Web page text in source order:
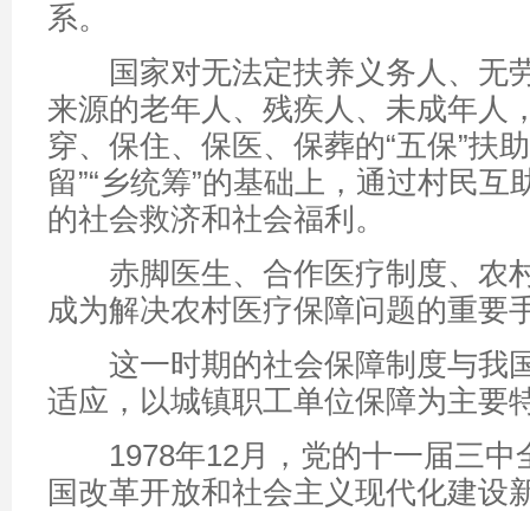
系。
国家对无法定扶养义务人、无
来源的老年人、残疾人、未成年人
穿、保住、保医、保葬的“五保”扶
留”“乡统筹”的基础上，通过村民互
的社会救济和社会福利。
赤脚医生、合作医疗制度、农
成为解决农村医疗保障问题的重要
这一时期的社会保障制度与我
适应，以城镇职工单位保障为主要
1978年12月，党的十一届三中
国改革开放和社会主义现代化建设